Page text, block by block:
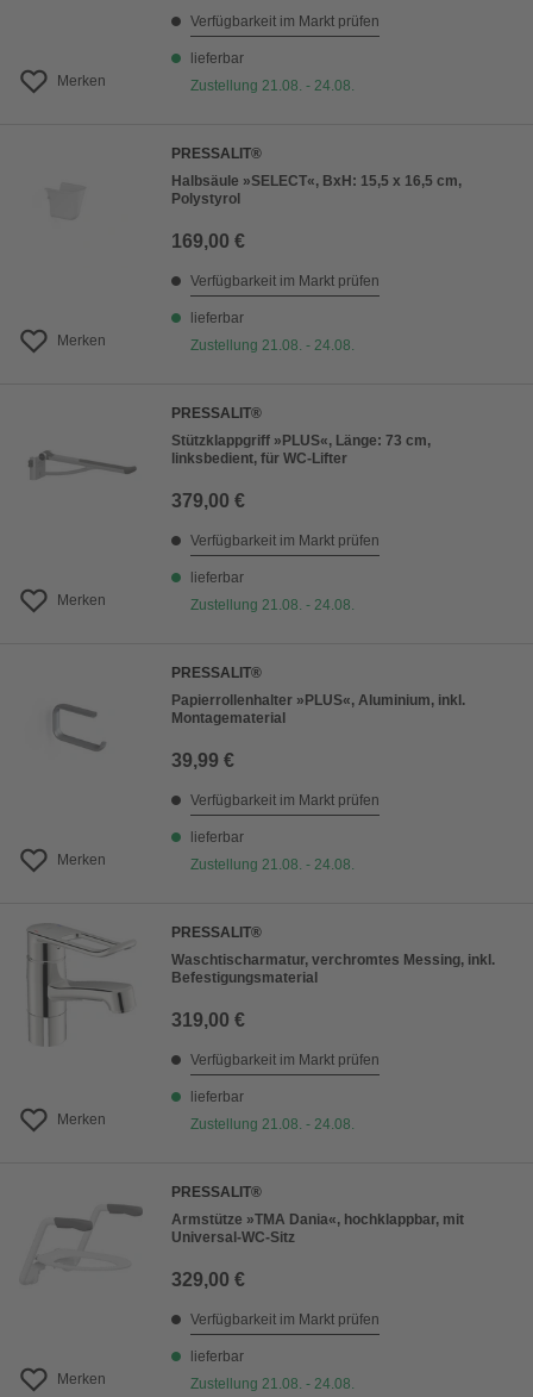
Merken
Verfügbarkeit im Markt prüfen
lieferbar
Zustellung 21.08. - 24.08.
Merken
PRESSALIT®
Halbsäule »SELECT«, BxH: 15,5 x 16,5 cm,
Polystyrol
169,00 €
Verfügbarkeit im Markt prüfen
lieferbar
Zustellung 21.08. - 24.08.
Merken
PRESSALIT®
Stützklappgriff »PLUS«, Länge: 73 cm,
linksbedient, für WC-Lifter
379,00 €
Verfügbarkeit im Markt prüfen
lieferbar
Zustellung 21.08. - 24.08.
Merken
PRESSALIT®
Papierrollenhalter »PLUS«, Aluminium, inkl.
Montagematerial
39,99 €
Verfügbarkeit im Markt prüfen
lieferbar
Zustellung 21.08. - 24.08.
Merken
PRESSALIT®
Waschtischarmatur, verchromtes Messing, inkl.
Befestigungsmaterial
319,00 €
Verfügbarkeit im Markt prüfen
lieferbar
Zustellung 21.08. - 24.08.
Merken
PRESSALIT®
Armstütze »TMA Dania«, hochklappbar, mit
Universal-WC-Sitz
329,00 €
Verfügbarkeit im Markt prüfen
lieferbar
Zustellung 21.08. - 24.08.